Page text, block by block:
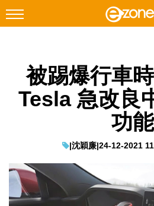
Facebook Instagram
科技焦點
教學評測
EduTech
被踢爆行車
Tesla 急改良
功能
|沈穎廉|24-12-2021